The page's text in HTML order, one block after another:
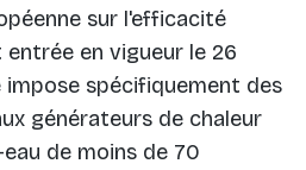
sur l'efficacité
en vigueur le 26
impose spécifiquement des
générateurs de chaleur
de moins de 70